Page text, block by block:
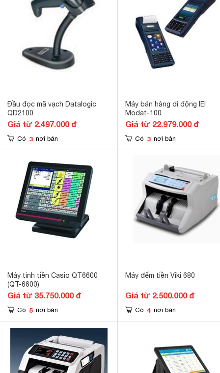
Đầu đọc mã vạch Datalogic
QD2100
Giá từ 2.497.000 đ
Có 3 nơi bán
Máy bán hàng di động IEI
Modat-100
Giá từ 22.979.000 đ
Có 3 nơi bán
Máy tính tiền Casio QT6600
(QT-6600)
Giá từ 35.750.000 đ
Có 5 nơi bán
Máy đếm tiền Viki 680
Giá từ 2.500.000 đ
Có 4 nơi bán